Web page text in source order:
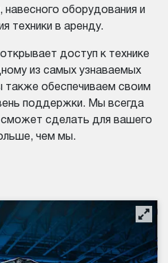
навесного оборудования и
техники в аренду.
доступ к технике
из самых узнаваемых
также обеспечиваем своим
поддержки. Мы всегда
сделать для вашего
чем мы.